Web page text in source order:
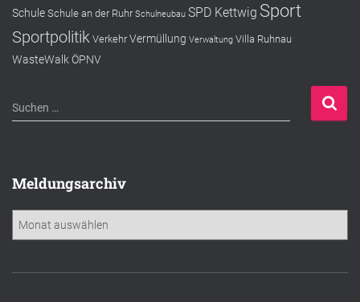
Schule Schule an der Ruhr Schulneubau SPD Kettwig Sport
Sportpolitik Verkehr Vermüllung Verwaltung Villa Ruhnau
WasteWalk ÖPNV
S
u
n
n
c
Suchen …
Meldungsarchiv
d